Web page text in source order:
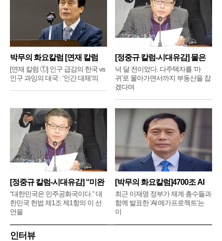
박무의 화요칼럼 [연재 칼럼
①]
[연재 칼럼 ①] 인구 급감의 한국 vs
인구 과잉의 대국 : ‘인간 대체’의
[정중규 칼럼-시대유감] 물은
배
넉 달 전이었다. 다주택자를 ‘마
귀’로 몰아가면서까지 부동산을 잡
겠다며
[정중규 칼럼-시대유감] “미완
“대한민국은 민주공화국이다.” 대
한민국 헌법 제1조 제1항의 이 선
언을
[박무의 화요칼럼]4700조 AI
메
최근 이재명 정부가 재계 총수들과
함께 발표한 ‘AI 메가프로젝트’는
이
인터뷰